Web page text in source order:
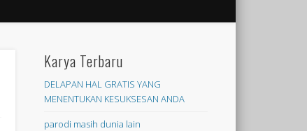
Karya Terbaru
DELAPAN HAL GRATIS YANG
MENENTUKAN KESUKSESAN ANDA
parodi masih dunia lain